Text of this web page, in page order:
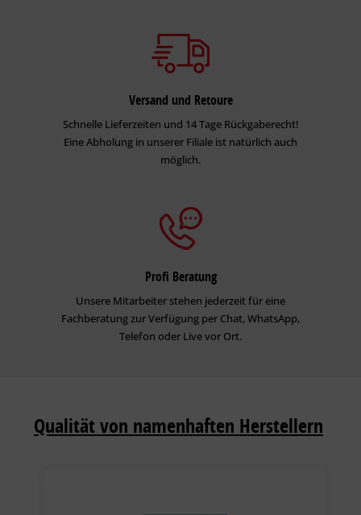
Versand und Retoure
Schnelle Lieferzeiten und 14 Tage Rückgaberecht!
Eine Abholung in unserer Filiale ist natürlich auch
möglich.
Profi Beratung
Unsere Mitarbeiter stehen jederzeit für eine
Fachberatung zur Verfügung per Chat, WhatsApp,
Telefon oder Live vor Ort.
Qualität von namenhaften Herstellern